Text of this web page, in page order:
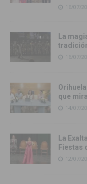
16/07/
La
16/07/
que
14/07/
La
Fiestas
12/07/